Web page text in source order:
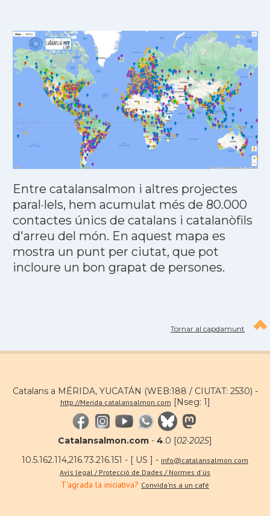
Entre catalansalmon i altres projectes
paral·lels, hem acumulat més de 80.000
contactes únics de catalans i catalanòfils
d'arreu del món. En aquest mapa es
mostra un punt per ciutat, que pot
incloure un bon grapat de persones.
Tornar al capdamunt
Catalans a MÉRIDA, YUCATÁN (WEB:188 / CIUTAT: 2530) -
http://Merida.catalansalmon.com [Nseg: 1]
Catalansalmon.com - 4.0 [02·2025]
10.5.162.114,216.73.216.151 - [ US ] - info@catalansalmon.com
Avís legal / Protecció de Dades / Normes d'ús
T'agrada la iniciativa? Convida'ns a un café